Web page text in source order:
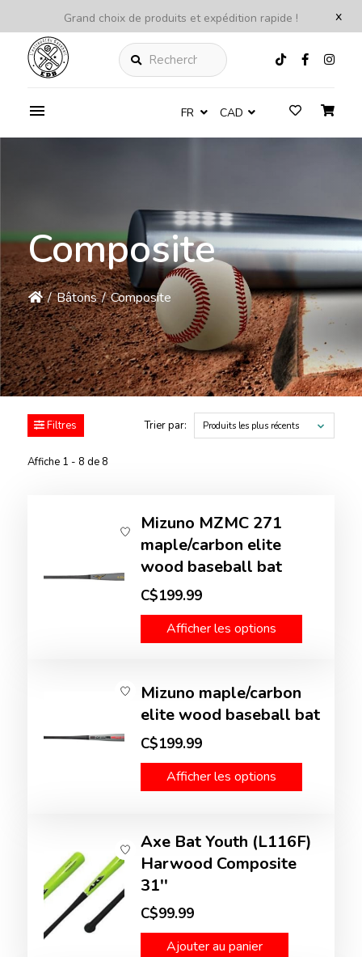
x
Grand choix de produits et expédition rapide !
Rechercher
FR CAD
Composite
/ Bâtons / Composite
Filtres
Affiche 1 - 8 de 8
Trier par: Produits les plus récents
Mizuno MZMC 271
maple/carbon elite
wood baseball bat
C$199.99
Afficher les options
Mizuno maple/carbon
elite wood baseball bat
C$199.99
Afficher les options
Axe Bat Youth (L116F)
Harwood Composite
31''
C$99.99
Ajouter au panier